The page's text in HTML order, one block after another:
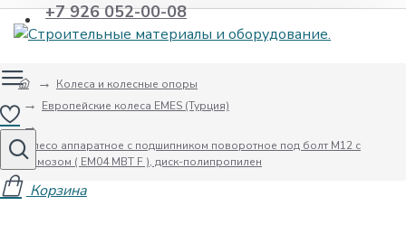
+7 926 052-00-08
Колеса и колесные опоры
Европейские колеса EMES (Турция)
Колесо аппаратное с подшипником поворотное под болт M12 с
тормозом ( EM04 MBT F ), диск-полипропилен